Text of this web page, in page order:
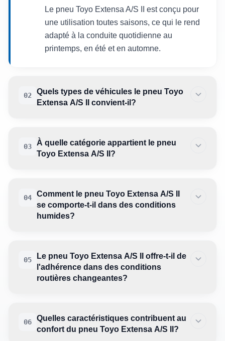
Le pneu Toyo Extensa A/S II est conçu pour
une utilisation toutes saisons, ce qui le rend
adapté à la conduite quotidienne au
printemps, en été et en automne.
02
Quels types de véhicules le pneu Toyo
Extensa A/S II convient-il?
03
À quelle catégorie appartient le pneu
Toyo Extensa A/S II?
04
Comment le pneu Toyo Extensa A/S II
se comporte-t-il dans des conditions
humides?
05
Le pneu Toyo Extensa A/S II offre-t-il de
l'adhérence dans des conditions
routières changeantes?
06
Quelles caractéristiques contribuent au
confort du pneu Toyo Extensa A/S II?